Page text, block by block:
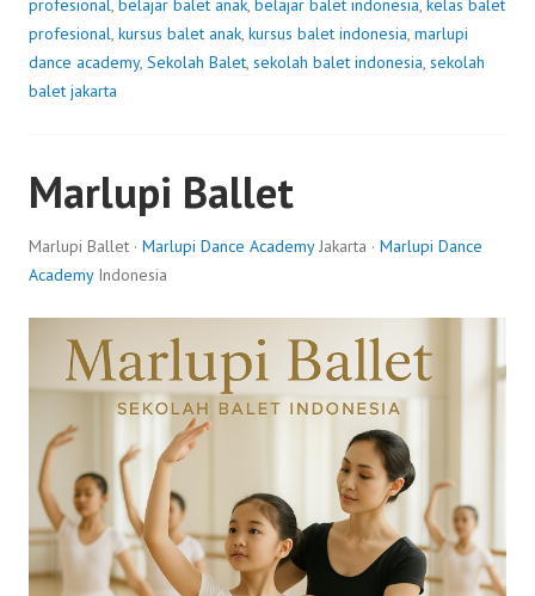
profesional kursus balet anak kursus balet indonesia marlupi
dance academy, Sekolah Balet sekolah balet indonesia sekolah
balet jakarta
Marlupi Ballet
Marlupi Ballet · Marlupi Dance AcademyJakarta · Marlupi Dance
AcademyIndonesia